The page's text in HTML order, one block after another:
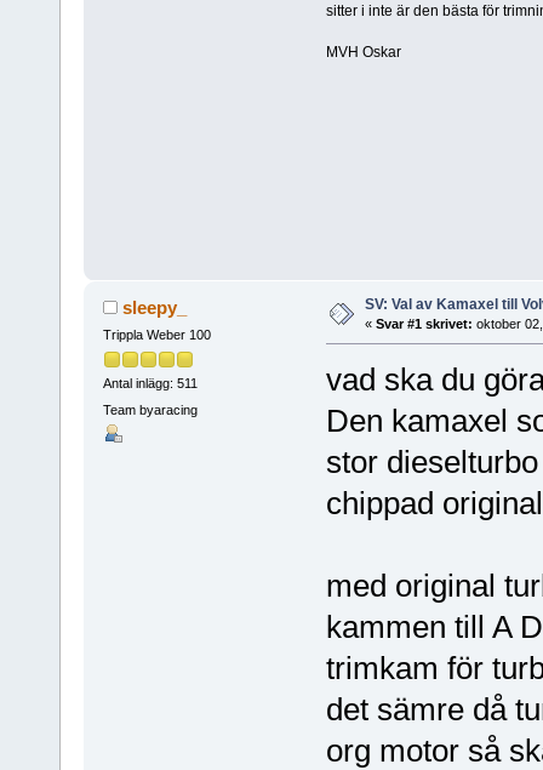
sitter i inte är den bästa för
MVH Oskar
sleepy_
Trippla Weber 100
Antal inlägg: 511
Team byaracing
SV: Val av Kamaxel till
« Svar #1 skrivet: oktober
vad ska du
Den kamaxel
stor
chippad
med original
kammen till A
trimkam för
det sämre då
org motor så